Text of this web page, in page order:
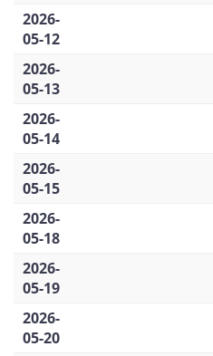
2026-
05-12
2026-
05-13
2026-
05-14
2026-
05-15
2026-
05-18
2026-
05-19
2026-
05-20